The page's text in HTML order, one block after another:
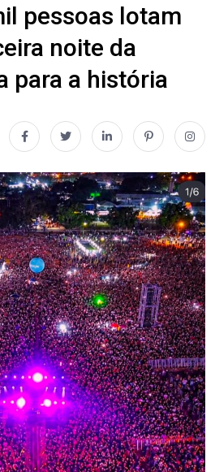
pessoas lotam
noite da
para a história